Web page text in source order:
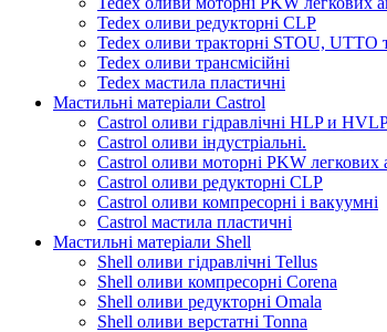
Tedex оливи редукторні CLP
Tedex оливи тракторні STOU, UTTO
Tedex оливи трансмісійні
Tedex мастила пластичні
Мастильні матеріали Castrol
Castrol оливи гідравлічні HLP и
Castrol оливи індустріальні.
Castrol оливи моторні PKW легкових
Castrol оливи редукторні CLP
Castrol оливи компресорні і вакуумні
Castrol мастила пластичні
Мастильні матеріали Shell
Shell оливи гідравлічні Tellus
Shell оливи компресорні Corena
Shell оливи редукторні Omala
Shell оливи верстатні Tonna